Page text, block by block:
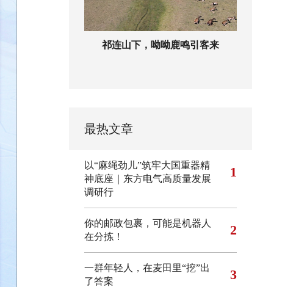
祁连山下，呦呦鹿鸣引客来
最热文章
以“麻绳劲儿”筑牢大国重器精
神底座｜东方电气高质量发展
调研行
1
你的邮政包裹，可能是机器人
在分拣！
2
一群年轻人，在麦田里“挖”出
了答案
3